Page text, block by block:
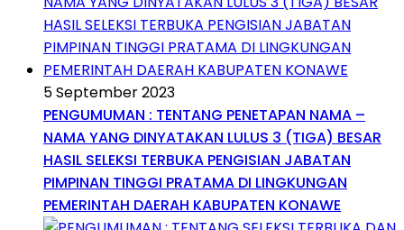
5 September 2023
PENGUMUMAN : TENTANG PENETAPAN NAMA –
NAMA YANG DINYATAKAN LULUS 3 (TIGA) BESAR
HASIL SELEKSI TERBUKA PENGISIAN JABATAN
PIMPINAN TINGGI PRATAMA DI LINGKUNGAN
PEMERINTAH DAERAH KABUPATEN KONAWE